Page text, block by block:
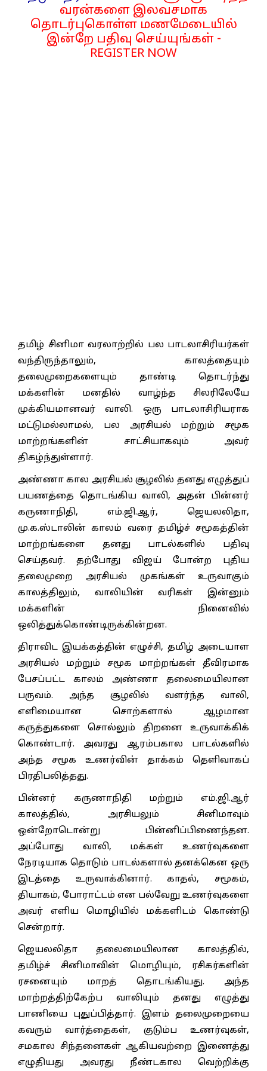
வரன்களை இலவசமாக
தொடர்புகொள்ள மணமேடையில்
இன்றே பதிவு செய்யுங்கள் -
REGISTER NOW
தமிழ் சினிமா வரலாற்றில் பல பாடலாசிரியர்கள்
வந்திருந்தாலும், காலத்தையும்
தலைமுறைகளையும் தாண்டி தொடர்ந்து
மக்களின் மனதில் வாழ்ந்த சிலரிலேயே
முக்கியமானவர் வாலி. ஒரு பாடலாசிரியராக
மட்டுமல்லாமல், பல அரசியல் மற்றும் சமூக
மாற்றங்களின் சாட்சியாகவும் அவர்
திகழ்ந்துள்ளார்.
அண்ணா கால அரசியல் சூழலில் தனது எழுத்துப்
பயணத்தை தொடங்கிய வாலி, அதன் பின்னர்
கருணாநிதி, எம்.ஜி.ஆர், ஜெயலலிதா,
மு.க.ஸ்டாலின் காலம் வரை தமிழ்ச் சமூகத்தின்
மாற்றங்களை தனது பாடல்களில் பதிவு
செய்தவர். தற்போது விஜய் போன்ற புதிய
தலைமுறை அரசியல் முகங்கள் உருவாகும்
காலத்திலும், வாலியின் வரிகள் இன்னும்
மக்களின் நினைவில்
ஒலித்துக்கொண்டிருக்கின்றன.
திராவிட இயக்கத்தின் எழுச்சி, தமிழ் அடையாள
அரசியல் மற்றும் சமூக மாற்றங்கள் தீவிரமாக
பேசப்பட்ட காலம் அண்ணா தலைமையிலான
பருவம். அந்த சூழலில் வளர்ந்த வாலி,
எளிமையான சொற்களால் ஆழமான
கருத்துகளை சொல்லும் திறனை உருவாக்கிக்
கொண்டார். அவரது ஆரம்பகால பாடல்களில்
அந்த சமூக உணர்வின் தாக்கம் தெளிவாகப்
பிரதிபலித்தது.
பின்னர் கருணாநிதி மற்றும் எம்.ஜி.ஆர்
காலத்தில், அரசியலும் சினிமாவும்
ஒன்றோடொன்று பின்னிப்பிணைந்தன.
அப்போது வாலி, மக்கள் உணர்வுகளை
நேரடியாக தொடும் பாடல்களால் தனக்கென ஒரு
இடத்தை உருவாக்கினார். காதல், சமூகம்,
தியாகம், போராட்டம் என பல்வேறு உணர்வுகளை
அவர் எளிய மொழியில் மக்களிடம் கொண்டு
சென்றார்.
ஜெயலலிதா தலைமையிலான காலத்தில்,
தமிழ்ச் சினிமாவின் மொழியும், ரசிகர்களின்
ரசனையும் மாறத் தொடங்கியது. அந்த
மாற்றத்திற்கேற்ப வாலியும் தனது எழுத்து
பாணியை புதுப்பித்தார். இளம் தலைமுறையை
கவரும் வார்த்தைகள், குடும்ப உணர்வுகள்,
சமகால சிந்தனைகள் ஆகியவற்றை இணைத்து
எழுதியது அவரது நீண்டகால வெற்றிக்கு